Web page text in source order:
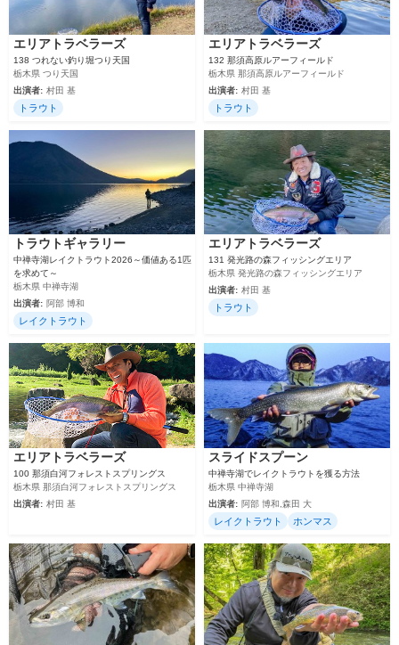
エリアトラベラーズ
138 つれない釣り堀つり天国
栃木県 つり天国
出演者: 村田 基
トラウト
エリアトラベラーズ
132 那須高原ルアーフィールド
栃木県 那須高原ルアーフィールド
出演者: 村田 基
トラウト
トラウトギャラリー
中禅寺湖レイクトラウト2026～価値ある1匹
を求めて～
栃木県 中禅寺湖
出演者: 阿部 博和
レイクトラウト
エリアトラベラーズ
131 発光路の森フィッシングエリア
栃木県 発光路の森フィッシングエリア
出演者: 村田 基
トラウト
エリアトラベラーズ
100 那須白河フォレストスプリングス
栃木県 那須白河フォレストスプリングス
出演者: 村田 基
スライドスプーン
中禅寺湖でレイクトラウトを獲る方法
栃木県 中禅寺湖
出演者: 阿部 博和,森田 大
レイクトラウト ホンマス